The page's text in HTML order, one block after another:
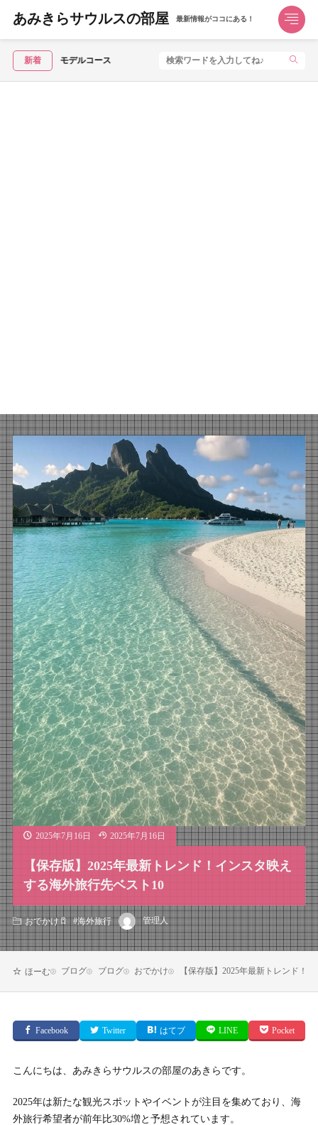
あみきらサウルスの部屋 最新情報がココにある！
新着 【2026年5月】JR東日本「トクだ値スペシャル28
2025年7月16日 2025年7月16日
【保存版】2025年最新トレンド！インスタ映え
する海外旅行先ベスト10
おでかけ #海外旅行 管理人
ほーむ ブログ ブログ おでかけ 【保存版】2025年最新トレンド！
Facebook Twitter はてブ LINE Pocket
こんにちは、あみきらサウルスの部屋のあきらです。
2025年は新たな観光スポットやイベントが注目を集めており、海
外旅行希望者が前年比30%増と予想されています。